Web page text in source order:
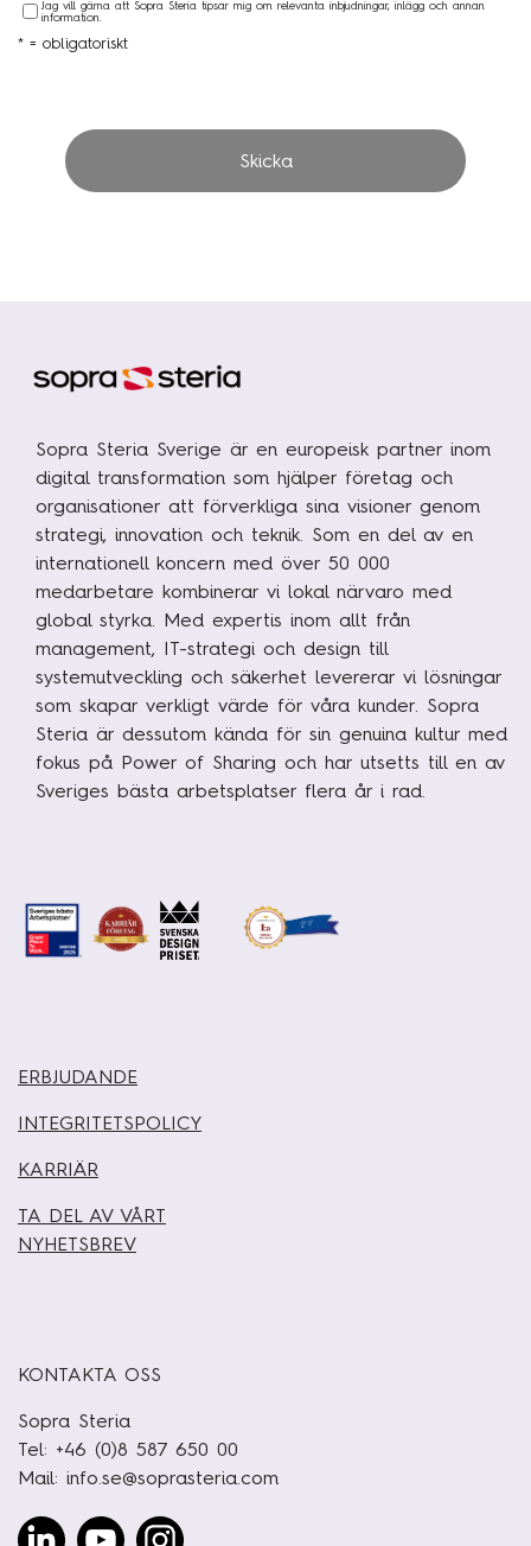
Jag vill gärna att Sopra Steria tipsar mig om relevanta inbjudningar, inlägg och annan
information.
* = obligatoriskt
Skicka
Sopra Steria Sverige är en europeisk partner inom
digital transformation som hjälper företag och
organisationer att förverkliga sina visioner genom
strategi, innovation och teknik. Som en del av en
internationell koncern med över 50 000
medarbetare kombinerar vi lokal närvaro med
global styrka. Med expertis inom allt från
management, IT-strategi och design till
systemutveckling och säkerhet levererar vi lösningar
som skapar verkligt värde för våra kunder. Sopra
Steria är dessutom kända för sin genuina kultur med
fokus på Power of Sharing och har utsetts till en av
Sveriges bästa arbetsplatser flera år i rad.
ERBJUDANDE
INTEGRITETSPOLICY
KARRIÄR
TA DEL AV VÅRT
NYHETSBREV
KONTAKTA OSS
Sopra Steria
Tel: +46 (0)8 587 650 00
Mail: info.se@soprasteria.com
Linked YoutubeInstagram